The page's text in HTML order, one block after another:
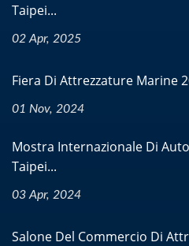
Taipei...
02 Apr, 2025
Fiera Di Attrezzature Marine
01 Nov, 2024
Mostra Internazionale Di
Taipei...
03 Apr, 2024
Salone Del Commercio Di